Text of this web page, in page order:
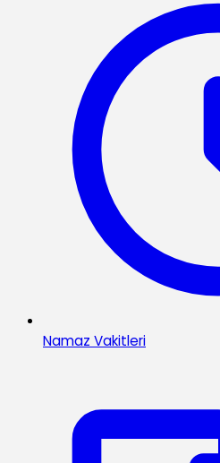
Namaz Vakitleri